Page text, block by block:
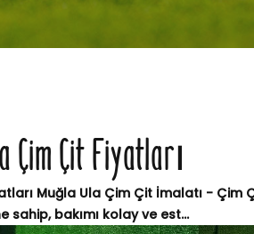
Çim Çit Fiyatları
Muğla Ula Çim Çit İmalatı - Çim
bakımı kolay ve est...